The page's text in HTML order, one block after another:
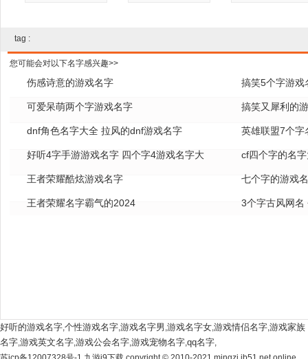
tag :
您可能会对以下名字感兴趣>>
伤感诗意的游戏名字 搞笑5个字游戏
可爱呆萌两个字游戏名字 搞笑又犀利的
dnf角色名字大全 拉风的dnf游戏名字 英雄联盟7个字
好听4字手游游戏名字 四个字4游戏名字大
全
cf四个字的名
王者荣耀酷炫游戏名字 七个字的游戏
王者荣耀名字霸气的2024 3个字古风网名
好听的游戏名字,个性游戏名字,游戏名字男 ,游戏名字女,游戏情侣名字,游戏家族
名字,游戏英文名字,游戏公会名字,游戏宠物名字,qq名字,